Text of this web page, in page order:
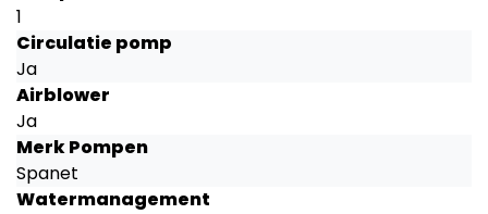
1
Circulatie pomp
Ja
Airblower
Ja
Merk Pompen
Spanet
Watermanagement